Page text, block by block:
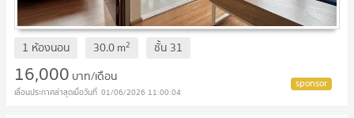
1 ห้องนอน 30.0m2 ชั้น 31
16,000 บาท/เดือน
01/06/2026 11:00:04